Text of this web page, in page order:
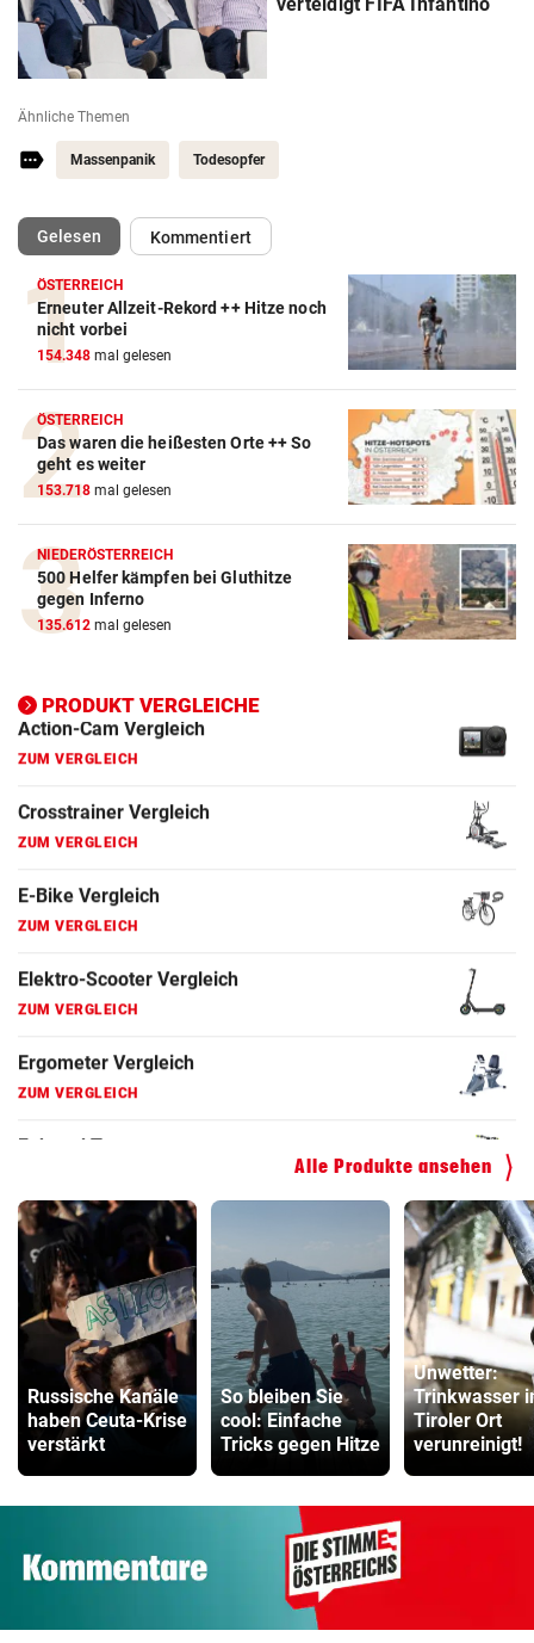
verteidigt FIFA Infantino
Ähnliche Themen
Massenpanik Todesopfer
Gelesen(ausgewählt)Kommentiert
ÖSTERREICH
Erneuter Allzeit-Rekord ++ Hitze noch
nicht vorbei
154.348 mal gelesen
ÖSTERREICH
Das waren die heißesten Orte ++ So
geht es weiter
153.718 mal gelesen
NIEDERÖSTERREICH
500 Helfer kämpfen bei Gluthitze
gegen Inferno
135.612 mal gelesen
PRODUKT VERGLEICHE
Action-Cam Vergleich
ZUM VERGLEICH
Crosstrainer Vergleich
E-Bike Vergleich
ZUM VERGLEICH
ZUM VERGLEICH
Ergometer Vergleich
Fahrrad Test
Fahrradanhänger Vergleich
Faszienrolle Vergleich
Hoverboard Vergleich
ZUM VERGLEICH
Alle Produkte ansehen
Russische Kanäle
haben Ceuta-Krise
verstärkt
So bleiben Sie
cool: Einfache
Tricks gegen Hitze
Unwetter:
Trinkwasser
Tiroler Ort
verunreinigt!